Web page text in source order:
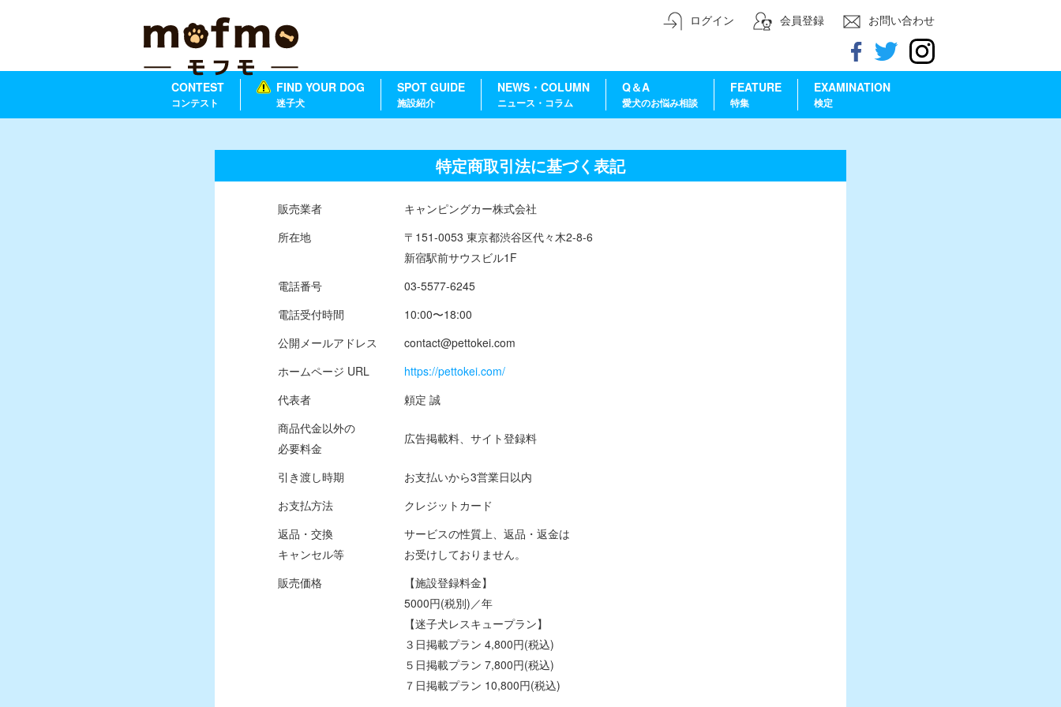
ログイン 会員登録 お問い合わせ
CONTEST
コンテスト
FIND YOUR DOG
迷子犬
SPOT GUIDE
施設紹介
NEWS・COLUMN
ニュース・コラム
Q＆A
愛犬のお悩み相談
FEATURE
特集
EXAMINATION
検定
特定商取引法に基づく表記
販売業者
キャンピングカー株式会社
所在地
〒151-0053 東京都渋谷区代々木2-8-6
新宿駅前サウスビル1F
電話番号
03-5577-6245
電話受付時間
10:00〜18:00
公開メールアドレス
contact@pettokei.com
ホームページ URL
https://pettokei.com/
代表者
頼定 誠
商品代金以外の
必要料金
広告掲載料、サイト登録料
引き渡し時期
お支払いから3営業日以内
お支払方法
クレジットカード
返品・交換
キャンセル等
サービスの性質上、返品・返金は
お受けしておりません。
販売価格
【施設登録料金】
5000円(税別)／年
【迷子犬レスキュープラン】
３日掲載プラン 4,800円(税込)
５日掲載プラン 7,800円(税込)
７日掲載プラン 10,800円(税込)